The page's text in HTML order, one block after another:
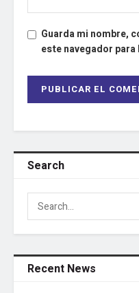
Guarda mi nombre,
este navegador
Search
Recent News